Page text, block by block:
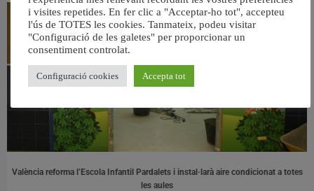
València reforma l’Escola Infantil Pardalets i instal·larà aire condicionat a totes
les aules
i visites repetides. En fer clic a "Acceptar-ho tot", accepteu
l'ús de TOTES les cookies. Tanmateix, podeu visitar
"Configuració de les galetes" per proporcionar un
consentiment controlat.
Configuració cookies Accepta tot